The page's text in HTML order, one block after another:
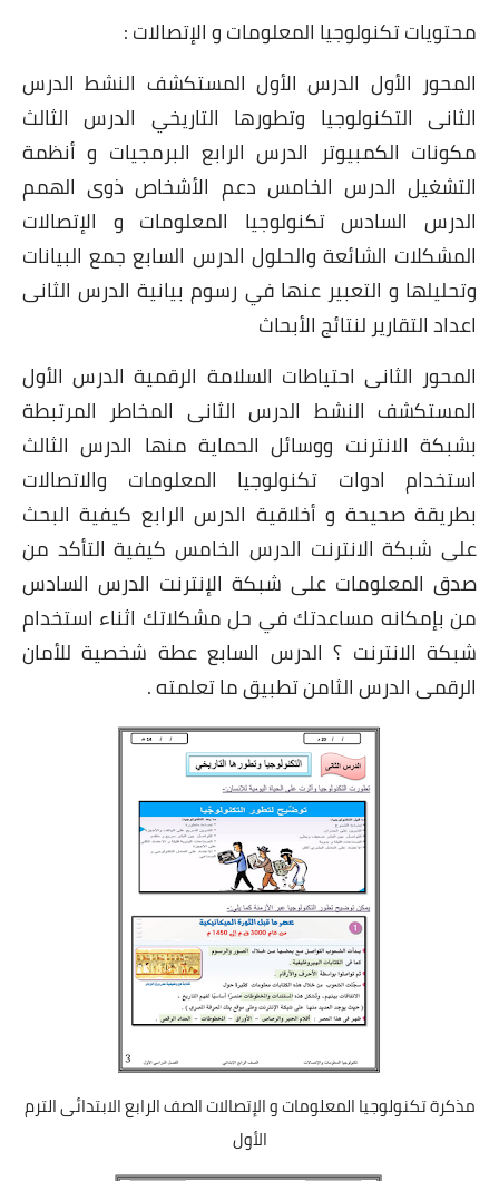
محتويات تكنولوجيا المعلومات و الإتصالات :
المحور الأول الدرس الأول المستكشف النشط الدرس
الثانى التكنولوجيا وتطورها التاريخي الدرس الثالث
مكونات الكمبيوتر الدرس الرابع البرمجيات و أنظمة
التشغيل الدرس الخامس دعم الأشخاص ذوى الهمم
الدرس السادس تكنولوجيا المعلومات و الإتصالات
المشكلات الشائعة والحلول الدرس السابع جمع البيانات
وتحليلها و التعبير عنها في رسوم بيانية الدرس الثانى
اعداد التقارير لنتائج الأبحاث
المحور الثانى احتياطات السلامة الرقمية الدرس الأول
المستكشف النشط الدرس الثانى المخاطر المرتبطة
بشبكة الانترنت ووسائل الحماية منها الدرس الثالث
استخدام ادوات تكنولوجيا المعلومات والاتصالات
بطريقة صحيحة و أخلاقية الدرس الرابع كيفية البحث
على شبكة الانترنت الدرس الخامس كيفية التأكد من
صدق المعلومات على شبكة الإنترنت الدرس السادس
من بإمكانه مساعدتك في حل مشكلاتك اثناء استخدام
شبكة الانترنت ؟ الدرس السابع عطة شخصية للأمان
الرقمى الدرس الثامن تطبيق ما تعلمته .
مذكرة تكنولوجيا المعلومات و الإتصالات الصف الرابع الابتدائى الترم
الأول